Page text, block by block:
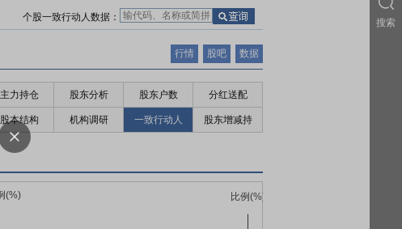
个股一致行动人数据：
行情 股吧 数据
主力持仓 股东分析 股东户数 分红送配
股本结构 机构调研 一致行动人 股东增减持
搜索